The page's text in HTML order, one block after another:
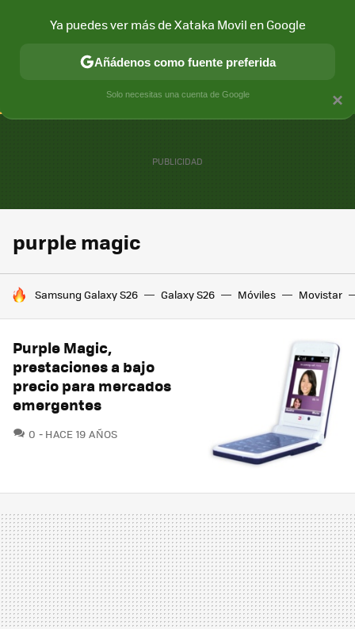
CONECTIVIDAD MÓVIL Y SOCIEDAD APLICACIONES
purple magic
HOY SE HABLA DE
Samsung Galaxy S26 Galaxy S26 Móviles Movistar
Purple Magic,
prestaciones a bajo
precio para mercados
emergentes
0 COMENTARIOS
HACE 19 AÑOS
×
Ya puedes ver más de Xataka Movil en Google
Añádenos como fuente preferida
Solo necesitas una cuenta de Google